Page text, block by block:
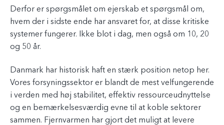
Derfor er spørgsmålet om ejerskab et spørgsmål om,
hvem der i sidste ende har ansvaret for, at disse kritiske
systemer fungerer. Ikke blot i dag, men også om 10, 20
og 50 år.
Danmark har historisk haft en stærk position netop her.
Vores forsyningssektor er blandt de mest velfungerende
i verden med høj stabilitet, effektiv ressourceudnyttelse
og en bemærkelsesværdig evne til at koble sektorer
sammen. Fjernvarmen har gjort det muligt at levere